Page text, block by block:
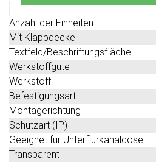
Halogenfrei
Anzahl der Einheiten
Mit Klappdeckel
Textfeld/Beschriftungsfläche
Werkstoffgüte
Werkstoff
Befestigungsart
Montagerichtung
Schutzart (IP)
Geeignet für Unterflurkanaldose
Transparent